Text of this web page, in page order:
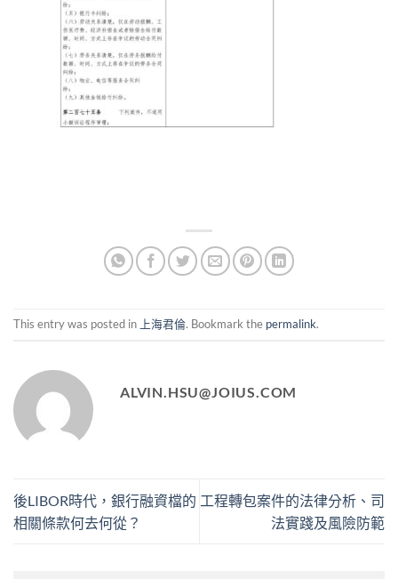
This entry was posted in 上海君倫. Bookmark the permalink.
ALVIN.HSU@JOIUS.COM
後LIBOR時代，銀行融資檔的
相關條款何去何從？
工程轉包案件的法律分析、司
法實踐及風險防範